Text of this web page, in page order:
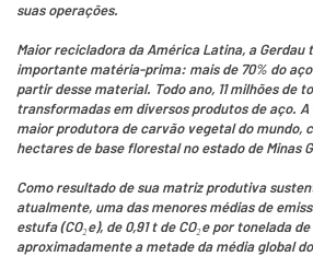
suas operações.
Maior recicladora da América Latina, a Gerdau
importante matéria-prima: mais de 70% do
partir desse material. Todo ano, 11 milhões de
transformadas em diversos produtos de aço.
maior produtora de carvão vegetal do mundo,
hectares de base florestal no estado de Minas
Como resultado de sua matriz produtiva
atualmente, uma das menores médias de
estufa (CO₂e), de 0,91 t de CO₂e por tonelada
aproximadamente a metade da média global do